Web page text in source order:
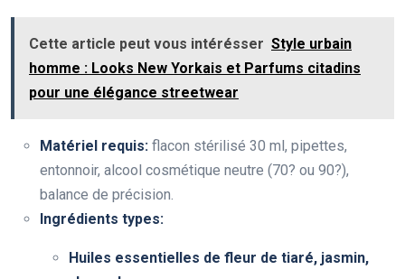
Cette article peut vous intérésser Style urbain
homme : Looks New Yorkais et Parfums citadins
pour une élégance streetwear
Matériel requis: flacon stérilisé 30 ml, pipettes,
entonnoir, alcool cosmétique neutre (70? ou 90?),
balance de précision.
Ingrédients types:
Huiles essentielles de fleur de tiaré, jasmin,